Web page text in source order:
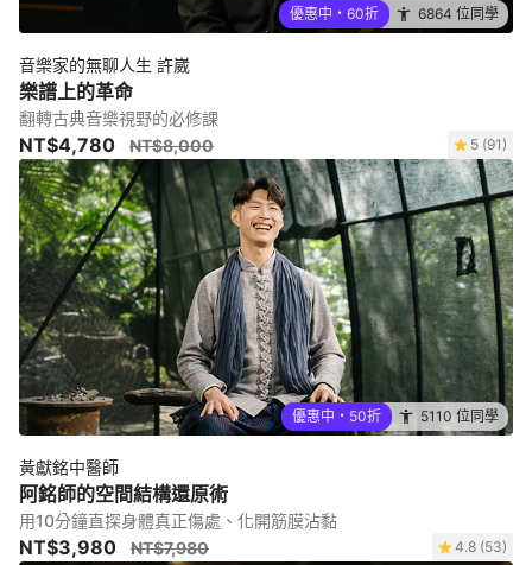
優惠中・60折 6864 位同學
音樂家的無聊人生 許崴
樂譜上的革命
翻轉古典音樂視野的必修課
NT$4,780 NT$8,000 5 (91)
優惠中・50折 5110 位同學
黃獻銘中醫師
阿銘師的空間結構還原術
用10分鐘直探身體真正傷處、化開筋膜沾黏
NT$3,980 NT$7,980 4.8 (53)